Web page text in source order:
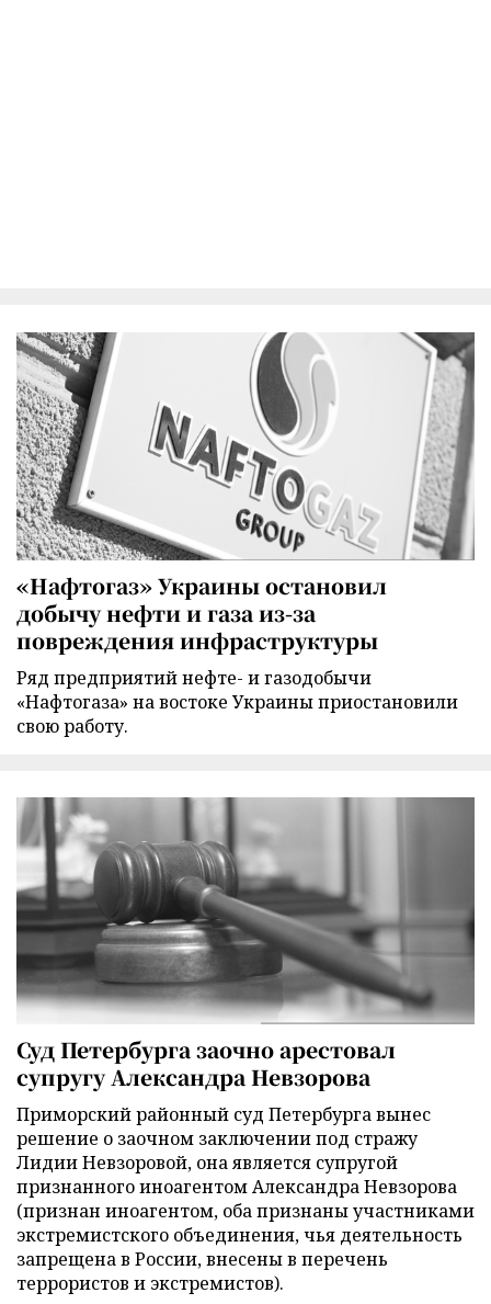
«Нафтогаз» Украины остановил
добычу нефти и газа из-за
повреждения инфраструктуры
Ряд предприятий нефте- и газодобычи
«Нафтогаза» на востоке Украины приостановили
свою работу.
Суд Петербурга заочно арестовал
супругу Александра Невзорова
Приморский районный суд Петербурга вынес
решение о заочном заключении под стражу
Лидии Невзоровой, она является супругой
признанного иноагентом Александра Невзорова
(признан иноагентом, оба признаны участниками
экстремистского объединения, чья деятельность
запрещена в России, внесены в перечень
террористов и экстремистов).